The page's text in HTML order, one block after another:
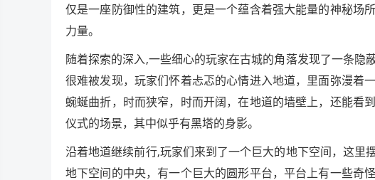
仅是一座防御性的建筑，更是一个蕴含着强大能量的神秘场
力量。
随着探索的深入,一些细心的玩家在古城的角落发现了一条隐
很难被发现，玩家们怀着忐忑的心情进入地道，里面弥漫着
蜿蜒曲折，时而狭窄，时而开阔，在地道的墙壁上，还能看
仪式的场景，其中似乎有黑塔的身影。
沿着地道继续前行,玩家们来到了一个巨大的地下空间，这
地下空间的中央，有一个巨大的圆形平台，平台上有一些奇